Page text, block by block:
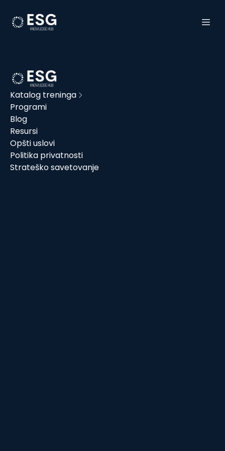
Katalog treninga
Programi
Blog
Resursi
Opšti uslovi
Politika privatnosti
Strateško savetovanje